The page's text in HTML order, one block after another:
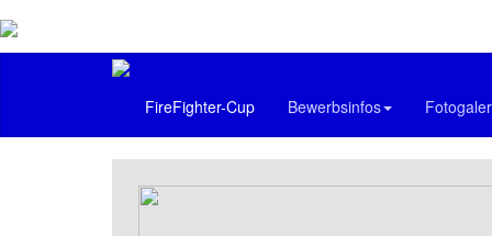
FireFighter-Cup Bewerbsinfos